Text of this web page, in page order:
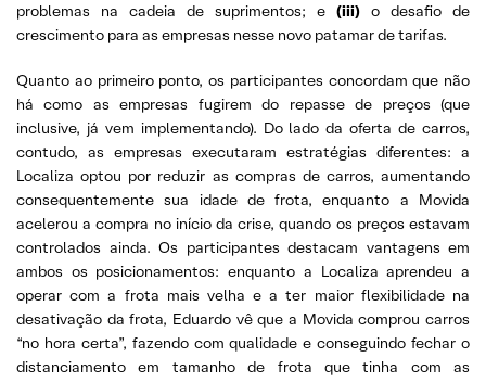
problemas na cadeia de suprimentos; e (iii) o desafio de
crescimento para as empresas nesse novo patamar de tarifas.
Quanto ao primeiro ponto, os participantes concordam que não
há como as empresas fugirem do repasse de preços (que
inclusive, já vem implementando). Do lado da oferta de carros,
contudo, as empresas executaram estratégias diferentes: a
Localiza optou por reduzir as compras de carros, aumentando
consequentemente sua idade de frota, enquanto a Movida
acelerou a compra no início da crise, quando os preços estavam
controlados ainda. Os participantes destacam vantagens em
ambos os posicionamentos: enquanto a Localiza aprendeu a
operar com a frota mais velha e a ter maior flexibilidade na
desativação da frota, Eduardo vê que a Movida comprou carros
“no hora certa”, fazendo com qualidade e conseguindo fechar o
distanciamento em tamanho de frota que tinha com as